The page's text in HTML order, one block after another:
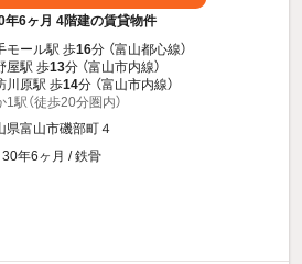
6ヶ月 4階建の賃貸物件
モール駅 歩16分 （富山都心線）
屋駅 歩13分 （富山市内線）
川原駅 歩14分 （富山市内線）
1駅（徒歩20分圏内）
県富山市磯部町４
年6ヶ月 / 鉄骨